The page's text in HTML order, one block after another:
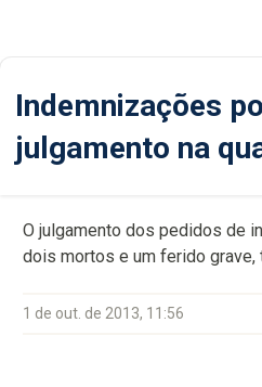
Indemnizações
julgamento na
O julgamento dos pedidos de
dois mortos e um ferido grave,
1 de out. de 2013, 11:56